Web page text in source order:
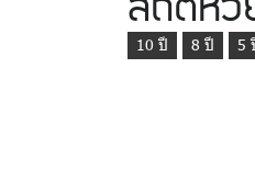
10 ปี 8 ปี 5